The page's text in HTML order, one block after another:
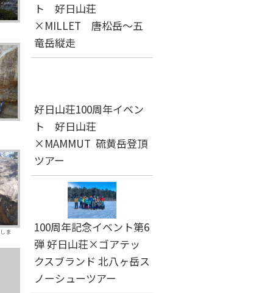
ま
ト 好日山荘
×MILLET 唐松岳～五
竜岳縦走
好日山荘100周年イベン
ト 好日山荘
×MAMMUT 硫黄岳登頂
ツアー
100周年記念イベント第6
弾 好日山荘×ゴアテッ
クスブランド 北八ヶ岳ス
ノーシューツアー